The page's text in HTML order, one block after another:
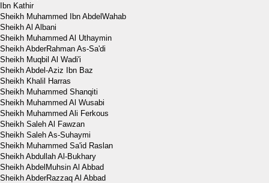
Ibn Kathir
Sheikh Muhammed Ibn AbdelWahab
Sheikh Al Albani
Sheikh Muhammed Al Uthaymin
Sheikh AbderRahman As-Sa'di
Sheikh Muqbil Al Wadi'i
Sheikh Abdel-Aziz Ibn Baz
Sheikh Khalil Harras
Sheikh Muhammed Shanqiti
Sheikh Muhammed Al Wusabi
Sheikh Muhammed Ali Ferkous
Sheikh Saleh Al Fawzan
Sheikh Saleh As-Suhaymi
Sheikh Muhammed Sa'id Raslan
Sheikh Abdullah Al-Bukhary
Sheikh AbdelMuhsin Al Abbad
Sheikh AbderRazzaq Al Abbad